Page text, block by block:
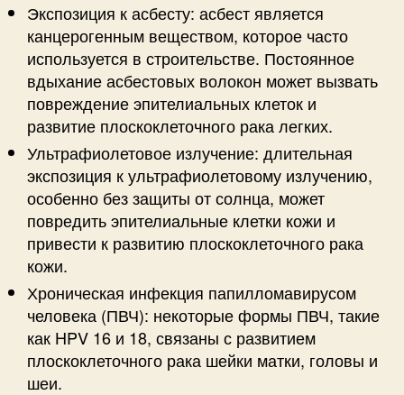
Экспозиция к асбесту: асбест является
канцерогенным веществом, которое часто
используется в строительстве. Постоянное
вдыхание асбестовых волокон может вызвать
повреждение эпителиальных клеток и
развитие плоскоклеточного рака легких.
Ультрафиолетовое излучение: длительная
экспозиция к ультрафиолетовому излучению,
особенно без защиты от солнца, может
повредить эпителиальные клетки кожи и
привести к развитию плоскоклеточного рака
кожи.
Хроническая инфекция папилломавирусом
человека (ПВЧ): некоторые формы ПВЧ, такие
как HPV 16 и 18, связаны с развитием
плоскоклеточного рака шейки матки, головы и
шеи.